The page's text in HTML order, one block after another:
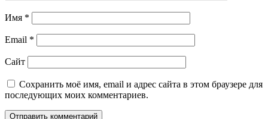
Имя *
Email *
Сайт
Сохранить моё имя, email и адрес сайта в этом браузере для
последующих моих комментариев.